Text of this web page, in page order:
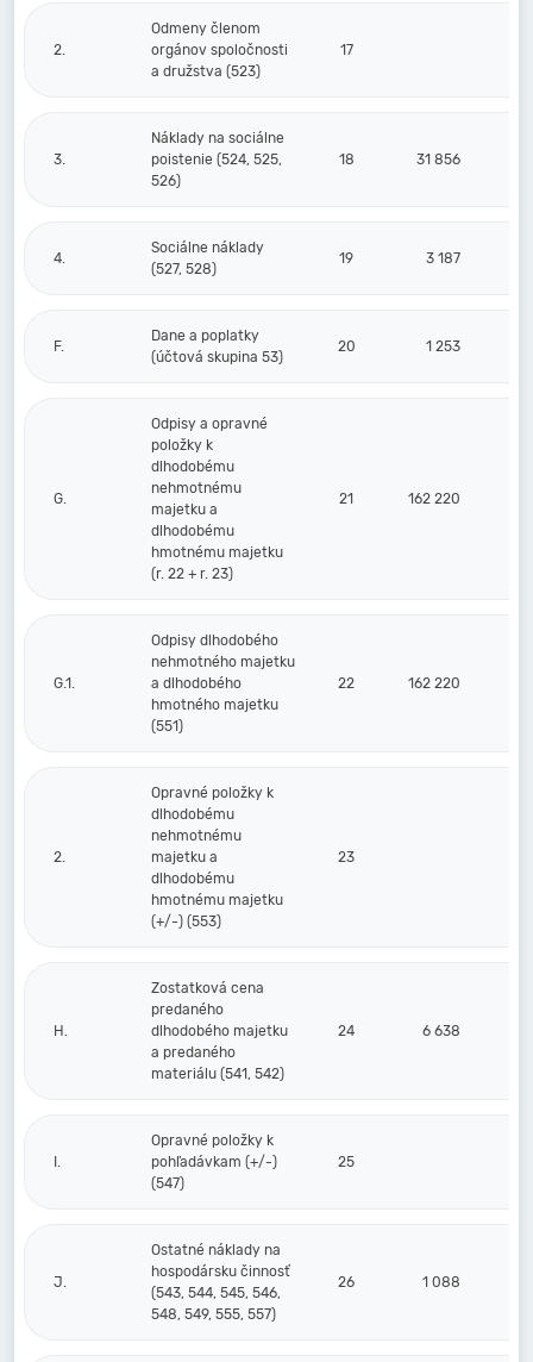
2.
Odmeny členom
orgánov spoločnosti
a družstva (523)
17
3.
Náklady na sociálne
poistenie (524, 525,
526)
18 31 856
4.
Sociálne náklady
(527, 528)
19 3 187
F.
Dane a poplatky
(účtová skupina 53)
20 1 253
G.
Odpisy a opravné
položky k
dlhodobému
nehmotnému
majetku a
dlhodobému
hmotnému majetku
(r. 22 + r. 23)
21 162 220
G.1.
Odpisy dlhodobého
nehmotného majetku
a dlhodobého
hmotného majetku
(551)
22 162 220
2.
Opravné položky k
dlhodobému
nehmotnému
majetku a
dlhodobému
hmotnému majetku
(+/-) (553)
23
H.
Zostatková cena
predaného
dlhodobého majetku
a predaného
materiálu (541, 542)
24 6 638
I.
Opravné položky k
pohľadávkam (+/-)
(547)
25
J.
Ostatné náklady na
hospodársku činnosť
(543, 544, 545, 546,
548, 549, 555, 557)
26 1 088